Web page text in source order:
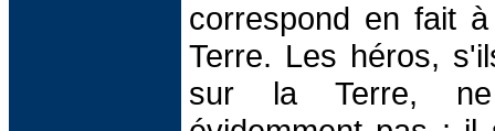
correspond en fait
Terre. Les héros,
sur la Terre, ne